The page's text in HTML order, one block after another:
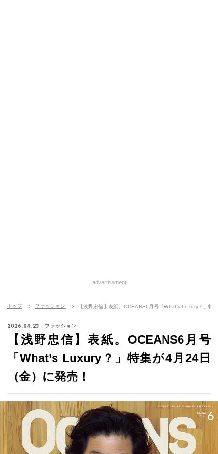
advertisement
トップ ファッション 【浅野忠信】表紙。OCEANS6月号「What’s Luxury？」特
2026.04.23 ファッション
【浅野忠信】表紙。OCEANS6月号
「What’s Luxury？」特集が4月24日
（金）に発売！